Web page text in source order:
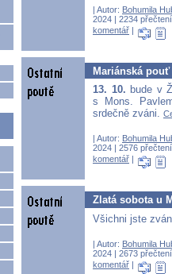
| Autor: Bohumila
2024 | 2234
komentář |
Mariánská
13. 10. bude v
s Mons.
srdečně zváni.
| Autor: Bohumila
2024 | 2576
komentář
Zlatá sobota u
Všichni jste
| Autor: Bohumila
2024 | 2673
komentář |